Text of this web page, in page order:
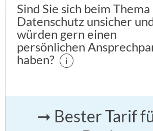
Sind Sie sich beim Thema
Datenschutz unsicher
würden gern einen
persönlichen
haben?
i
➞ Bester Tarif